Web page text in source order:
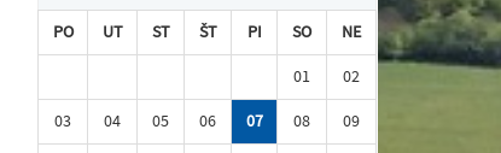
PO UT ST ŠT PI SO
NE
01
02
03
04 05 06 07 08
09